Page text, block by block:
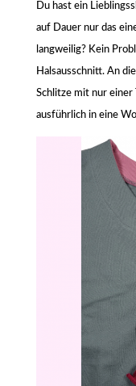
Du hast ein
auf Dauer nur das
langweilig? Kein
Halsausschnitt. An
Schlitze mit nur einer
ausführlich in eine